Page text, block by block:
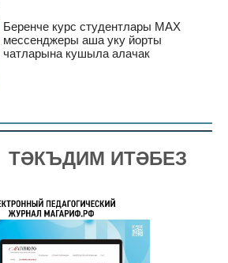
Беренче курс студентлары MAX
мессенджеры аша уку йорты
чатларына кушыла алачак
ТӘКЪДИМ ИТӘБЕЗ